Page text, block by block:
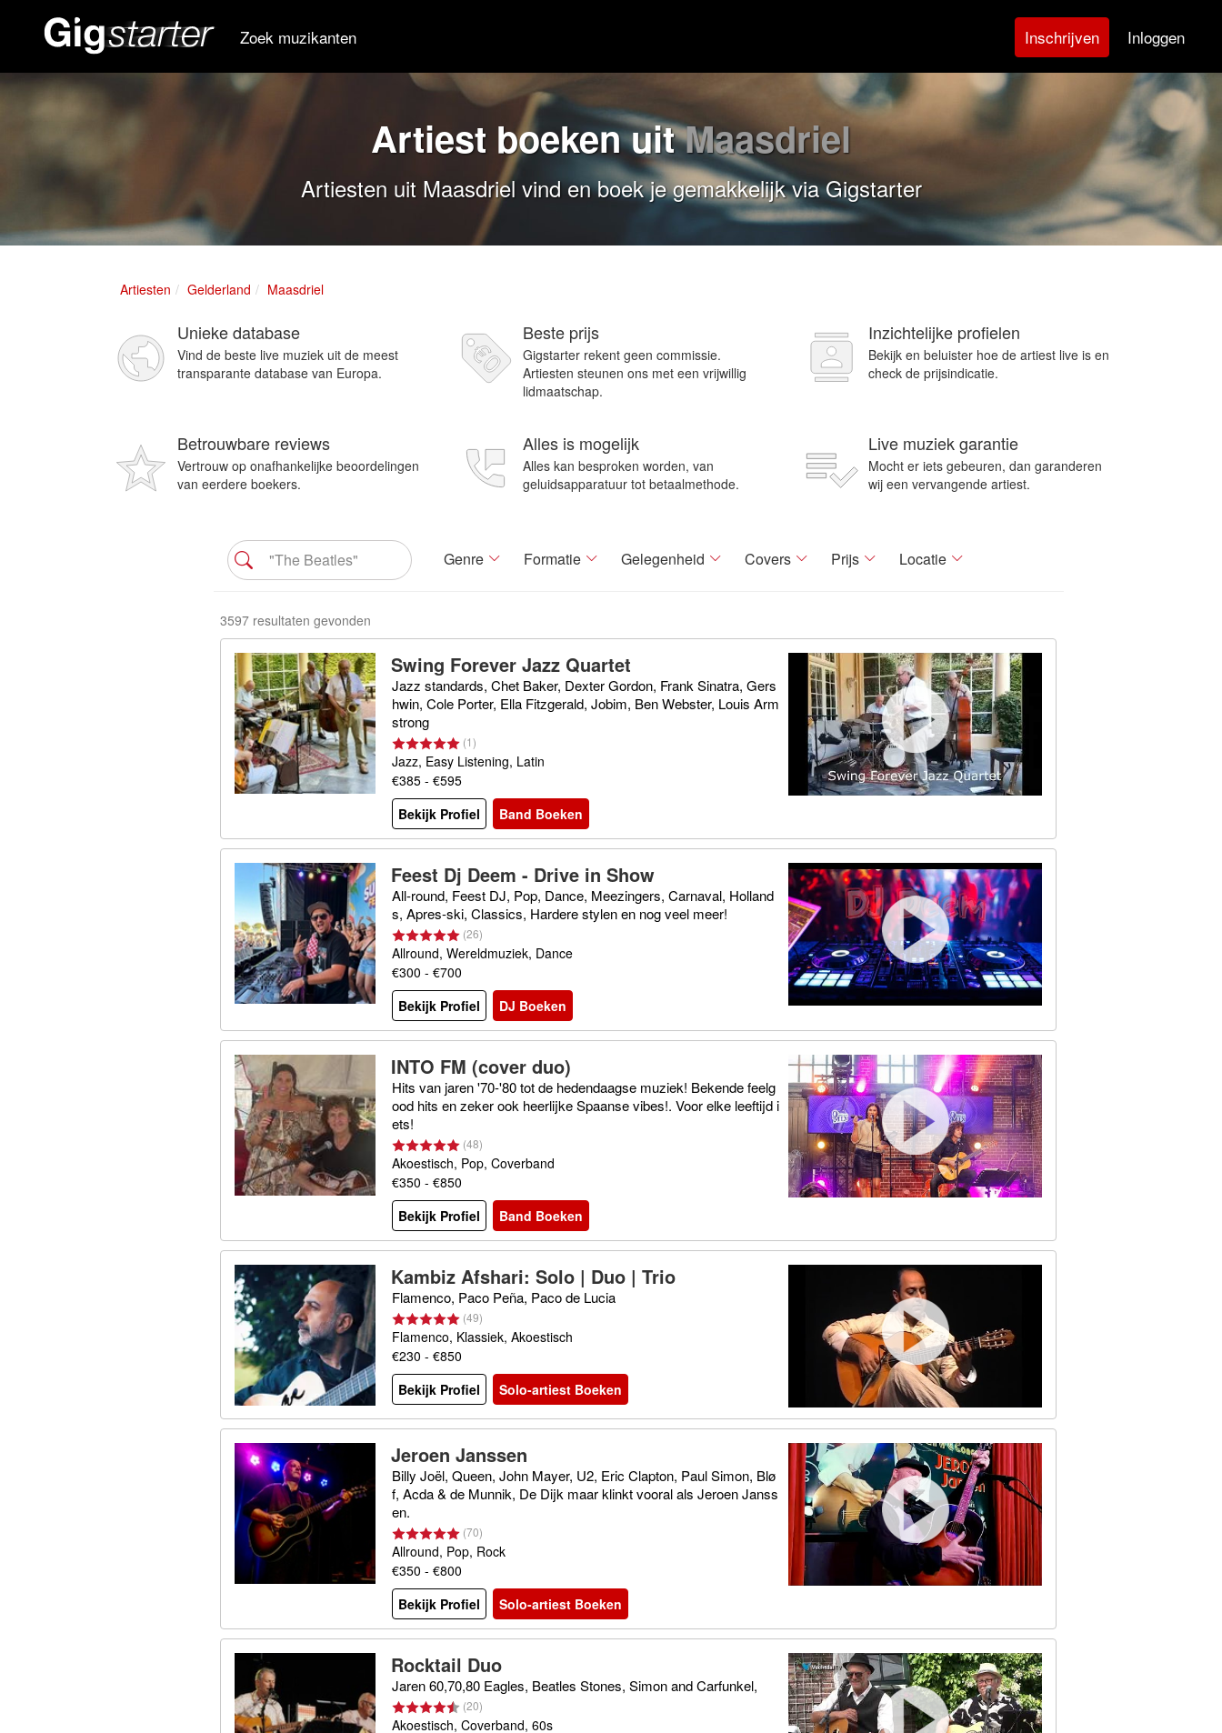
Zoek muzikanten Inschrijven Inloggen
Artiest boeken uitMaasdriel
Artiesten uit Maasdriel vind en boek je gemakkelijk via Gigstarter
Artiesten Gelderland Maasdriel
Unieke database
Vind de beste live muziek uit de meest
transparante database van Europa.
Beste prijs
Gigstarter rekent geen commissie.
Artiesten steunen ons met een vrijwillig
lidmaatschap.
Inzichtelijke profielen
Bekijk en beluister hoe de artiest live is en
check de prijsindicatie.
Betrouwbare reviews
Vertrouw op onafhankelijke beoordelingen
van eerdere boekers.
Alles is mogelijk
Alles kan besproken worden, van
geluidsapparatuur tot betaalmethode.
Live muziek garantie
Mocht er iets gebeuren, dan garanderen
wij een vervangende artiest.
Genre Formatie Gelegenheid Covers Prijs Locatie
3597 resultaten gevonden
Swing Forever Jazz Quartet
Jazz standards, Chet Baker, Dexter Gordon, Frank Sinatra, Gers
hwin, Cole Porter, Ella Fitzgerald, Jobim, Ben Webster, Louis Arm
strong
(1)
Jazz, Easy Listening, Latin
€385 - €595
Bekijk Profiel
Band Boeken
Feest Dj Deem - Drive in Show
All-round, Feest DJ, Pop, Dance, Meezingers, Carnaval, Holland
s, Apres-ski, Classics, Hardere stylen en nog veel meer!
(26)
Allround, Wereldmuziek, Dance
€300 - €700
Bekijk Profiel
DJ Boeken
INTO FM (cover duo)
Hits van jaren '70-'80 tot de hedendaagse muziek! Bekende feelg
ood hits en zeker ook heerlijke Spaanse vibes!. Voor elke leeftijd i
ets!
(48)
Akoestisch, Pop, Coverband
€350 - €850
Bekijk Profiel
Band Boeken
Kambiz Afshari: Solo | Duo | Trio
Flamenco, Paco Peña, Paco de Lucia
(49)
Flamenco, Klassiek, Akoestisch
€230 - €850
Bekijk Profiel
Solo-artiest Boeken
Jeroen Janssen
Billy Joël, Queen, John Mayer, U2, Eric Clapton, Paul Simon, Blø
f, Acda & de Munnik, De Dijk maar klinkt vooral als Jeroen Janss
en.
(70)
Allround, Pop, Rock
€350 - €800
Bekijk Profiel
Solo-artiest Boeken
Rocktail Duo
Jaren 60,70,80 Eagles, Beatles Stones, Simon and Carfunkel,
(20)
Akoestisch, Coverband, 60s